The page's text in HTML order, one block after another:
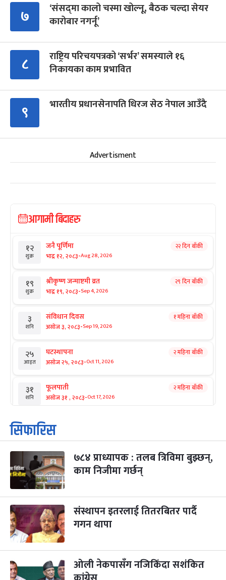
७
‘संसद्‍मा कालो चस्मा खोल्नू, बैठक चल्दा सेयर
कारोबार नगर्नू’
८
राष्ट्रिय परिचयपत्रको ‘सर्भर’ समस्याले १६
निकायका काम प्रभावित
९ भारतीय प्रधानसेनापति धिरज सेठ नेपाल आउँदै
Advertisment
आगामी बिदाहरु
१२
शुक्र
जनै पूर्णिमा
भाद्र १२, २०८३-Aug 28, 2026
२२ दिन बाँकी
१९
शुक्र
श्रीकृष्ण जन्माष्टमी व्रत
भाद्र १९, २०८३-Sep 4, 2026
२९ दिन बाँकी
३
शनि
संविधान दिवस
असोज ३, २०८३-Sep 19, 2026
१ महिना बाँकी
२५
आइत
घटस्थापना
असोज २५, २०८३-Oct 11, 2026
२ महिना बाँकी
३१
शनि
फूलपाती
असोज ३१ , २०८३-Oct 17, 2026
२ महिना बाँकी
१
आइत
कार्तिक सङ्क्रान्ति
कार्तिक १, २०८३
३
मंगल
महानवमी
कार्तिक ३, २०८३-Oct 20, 2026
२ महिना बाँकी
४
बुध कार्तिक ४, २०८३
५
बिहि
पापा‌ङ्कुशा एकादशी व्रत
कार्तिक ५, २०८३
२२ कुकुर तिहार
कार्तिक २२, २०८३-Nov 8, 2026
३ महिना बाँकी
सिफारिस
७८४ प्राध्यापक : तलब त्रिविमा बुझ्छन्,
काम निजीमा गर्छन्
संस्थापन इतरलाई तितरबितर पार्दै
गगन थापा
ओली नेकपासँग नजिकिँदा सशंकित